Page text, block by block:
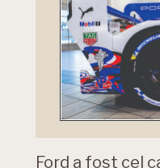
Ford a fost cel